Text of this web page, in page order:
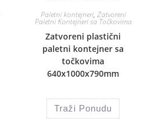
Paletni kontejneri, Zatvoreni
Paletni Kontejneri sa Točkovima
Zatvoreni plastični
paletni kontejner sa
točkovima
640x1000x790mm
Traži Ponudu